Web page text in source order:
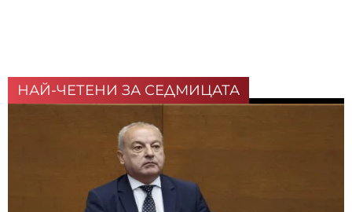
НАЙ-ЧЕТЕНИ ЗА СЕДМИЦАТА